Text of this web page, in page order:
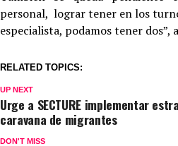
personal, lograr tener en los
especialista, podamos tener dos”,
RELATED TOPICS:
UP NEXT
Urge a SECTURE implementar
caravana de migrantes
DON'T MISS